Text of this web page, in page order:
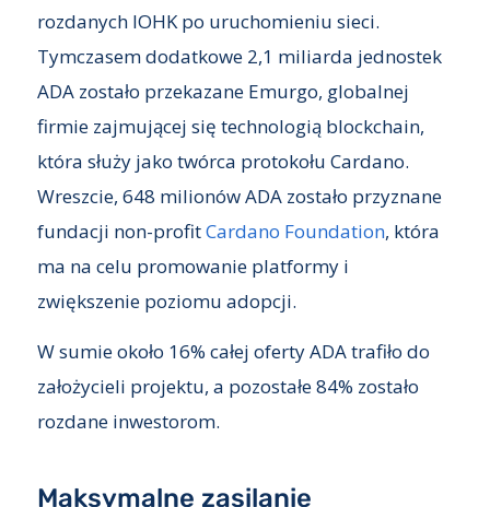
rozdanych IOHK po uruchomieniu sieci.
Tymczasem dodatkowe 2,1 miliarda jednostek
ADA zostało przekazane Emurgo, globalnej
firmie zajmującej się technologią blockchain,
która służy jako twórca protokołu Cardano.
Wreszcie, 648 milionów ADA zostało przyznane
fundacji non-profitCardano Foundation, która
ma na celu promowanie platformy i
zwiększenie poziomu adopcji.
W sumie około 16% całej oferty ADA trafiło do
założycieli projektu, a pozostałe 84% zostało
rozdane inwestorom.
Maksymalne zasilanie